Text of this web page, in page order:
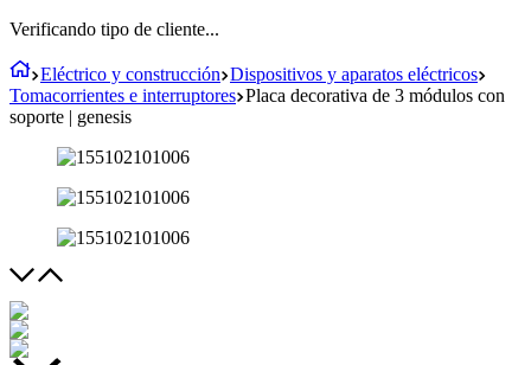
Verificando tipo de cliente...
Eléctrico y construcción Dispositivos y aparatos eléctricos
Tomacorrientes e interruptores Placa decorativa de 3 módulos con
soporte | genesis